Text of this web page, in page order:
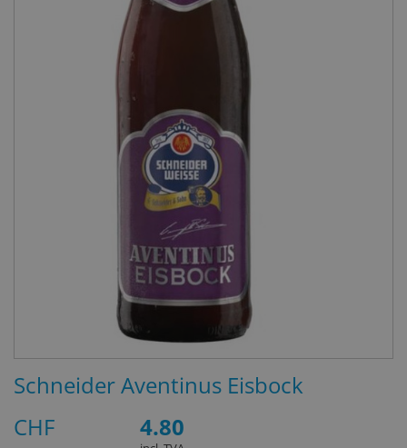
Schneider Aventinus Eisbock
CHF
4.80